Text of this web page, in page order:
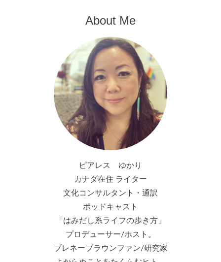
About Me
ピアレス ゆかり
カナダ在住 ライター
文化コンサルタント・通訳
ポッドキャスト
「はみだし系ライフの歩き方」
プロデューサー/ホスト。
ブレネーブラウンファン/研究家